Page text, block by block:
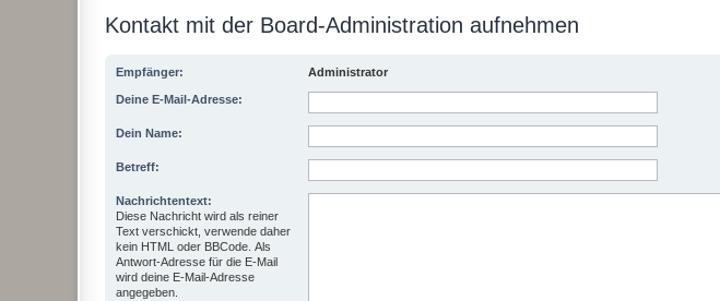
Kontakt mit der Board-Administration aufnehmen
Empfänger: Administrator
Deine E-Mail-Adresse:
Dein Name:
Betreff:
Nachrichtentext:
Diese Nachricht wird als reiner
Text verschickt, verwende daher
kein HTML oder BBCode. Als
Antwort-Adresse für die E-Mail
wird deine E-Mail-Adresse
angegeben.